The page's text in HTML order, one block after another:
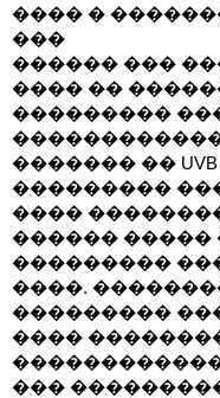
���� �
���
������ ���
���� ��
���������
������� ��
���������
����
������ �����
���������
����.
���������
����
���